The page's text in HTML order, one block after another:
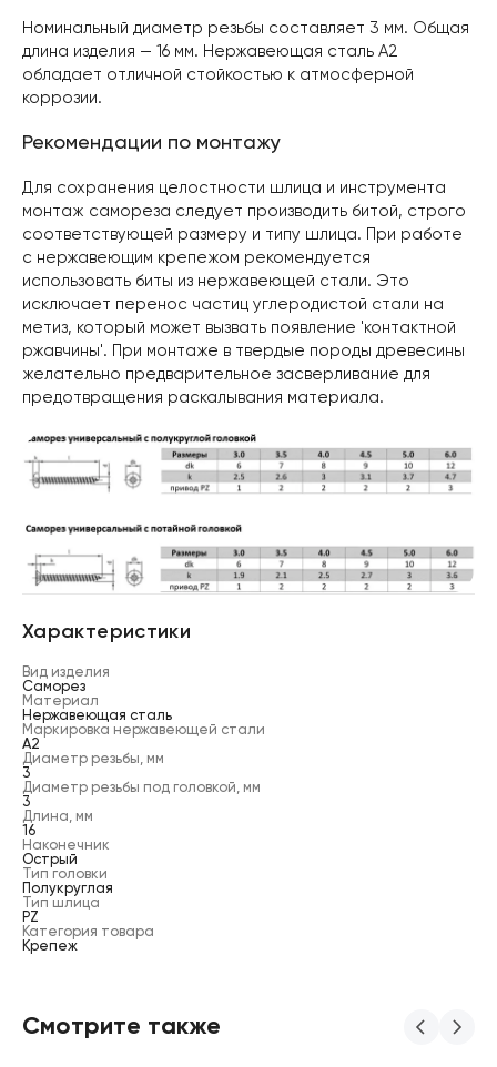
Номинальный диаметр резьбы составляет 3 мм. Общая
длина изделия — 16 мм. Нержавеющая сталь А2
обладает отличной стойкостью к атмосферной
коррозии.
Рекомендации по монтажу
Для сохранения целостности шлица и инструмента
монтаж самореза следует производить битой, строго
соответствующей размеру и типу шлица. При работе
с нержавеющим крепежом рекомендуется
использовать биты из нержавеющей стали. Это
исключает перенос частиц углеродистой стали на
метиз, который может вызвать появление 'контактной
ржавчины'. При монтаже в твердые породы древесины
желательно предварительное засверливание для
предотвращения раскалывания материала.
Характеристики
Вид изделия
Саморез
Материал
Нержавеющая сталь
Маркировка нержавеющей стали
А2
Диаметр резьбы, мм
3
Диаметр резьбы под головкой, мм
3
Длина, мм
16
Наконечник
Острый
Тип головки
Полукруглая
Тип шлица
PZ
Категория товара
Крепеж
Смотрите также